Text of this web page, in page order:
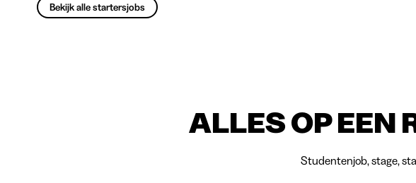
Bekijk alle startersjobs
ALLES OP EEN
Studentenjob, stage,